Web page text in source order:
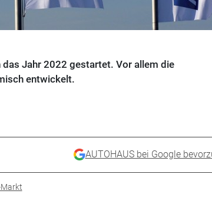
Jahr 2022 gestartet. Vor allem die
entwickelt.
AUTOHAUS bei Google